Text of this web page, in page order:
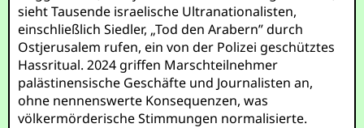
sieht Tausende israelische Ultranationalisten,
einschließlich Siedler, „Tod den Arabern” durch
Ostjerusalem rufen, ein von der Polizei geschütztes
Hassritual. 2024 griffen Marschteilnehmer
palästinensische Geschäfte und Journalisten an,
ohne nennenswerte Konsequenzen, was
völkermörderische Stimmungen normalisierte.